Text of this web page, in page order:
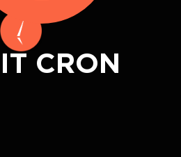
IT CRON